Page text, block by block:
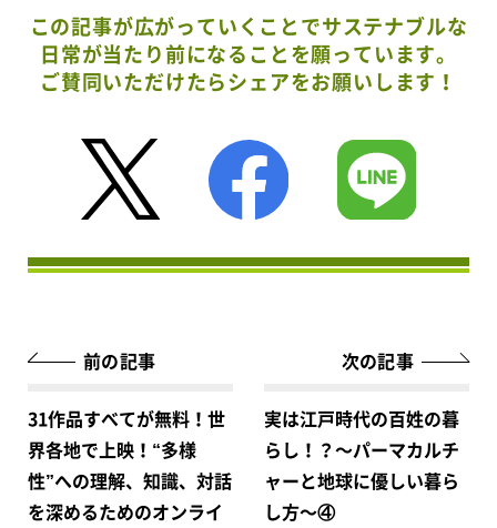
この記事が広がっていくことでサステナブルな
日常が当たり前になることを願っています。
ご賛同いただけたらシェアをお願いします！
前の記事
31作品すべてが無料！世
界各地で上映！“多様
性”への理解、知識、対話
を深めるためのオンライ
次の記事
実は江戸時代の百姓の暮
らし！？〜パーマカルチ
ャーと地球に優しい暮ら
し方〜④